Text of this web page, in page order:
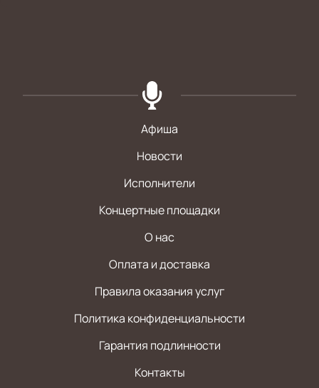
Афиша
Новости
Исполнители
Концертные площадки
О нас
Оплата и доставка
Правила оказания услуг
Политика конфиденциальности
Гарантия подлинности
Контакты